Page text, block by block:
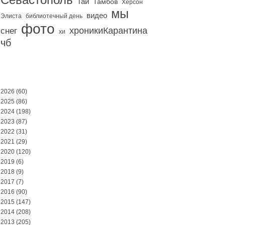
Херсон
Элиста библиотечный день видео мы
снег фото хи хроникиКарантина
чб
2026 (60)
2025 (86)
2024 (198)
2023 (87)
2022 (31)
2021 (29)
2020 (120)
2019 (6)
2018 (9)
2017 (7)
2016 (90)
2015 (147)
2014 (208)
2013 (205)